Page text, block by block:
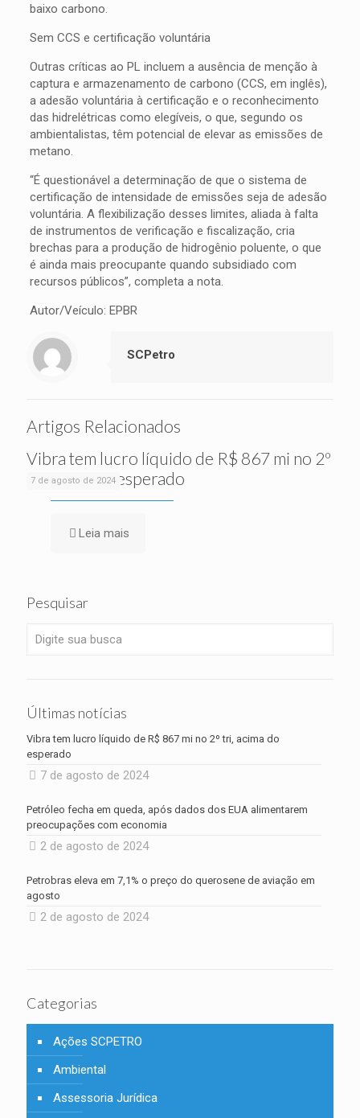
baixo carbono.
Sem CCS e certificação voluntária
Outras críticas ao PL incluem a ausência de menção à
captura e armazenamento de carbono (CCS, em inglês),
a adesão voluntária à certificação e o reconhecimento
das hidrelétricas como elegíveis, o que, segundo os
ambientalistas, têm potencial de elevar as emissões de
metano.
“É questionável a determinação de que o sistema de
certificação de intensidade de emissões seja de adesão
voluntária. A flexibilização desses limites, aliada à falta
de instrumentos de verificação e fiscalização, cria
brechas para a produção de hidrogênio poluente, o que
é ainda mais preocupante quando subsidiado com
recursos públicos”, completa a nota.
Autor/Veículo: EPBR
SCPetro
Artigos Relacionados
7 de agosto de 2024
Vibra tem lucro líquido de R$ 867 mi no 2º
tri, acima do esperado
Leia mais
Pesquisar
Últimas notícias
Vibra tem lucro líquido de R$ 867 mi no 2º tri, acima do
esperado
7 de agosto de 2024
Petróleo fecha em queda, após dados dos EUA alimentarem
preocupações com economia
2 de agosto de 2024
Petrobras eleva em 7,1% o preço do querosene de aviação em
agosto
2 de agosto de 2024
Categorias
Ações SCPETRO
Ambiental
Assessoria Jurídica